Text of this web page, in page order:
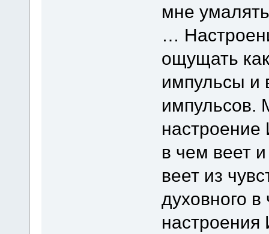
мне
…
ощущать
импульсы и
импульсов.
настроение
в чем веет
веет из
духовного